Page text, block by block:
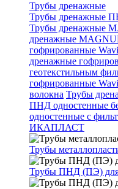
Трубы дренажные
Трубы дренажные
Трубы дренажные
дренажные
гофрированные
дренажные
геотекстильным
гофрированные
волокна Трубы
ПНД одностенные
одностенные с
ИКАПЛАСТ
Трубы
Трубы ПНД (ПЭ)